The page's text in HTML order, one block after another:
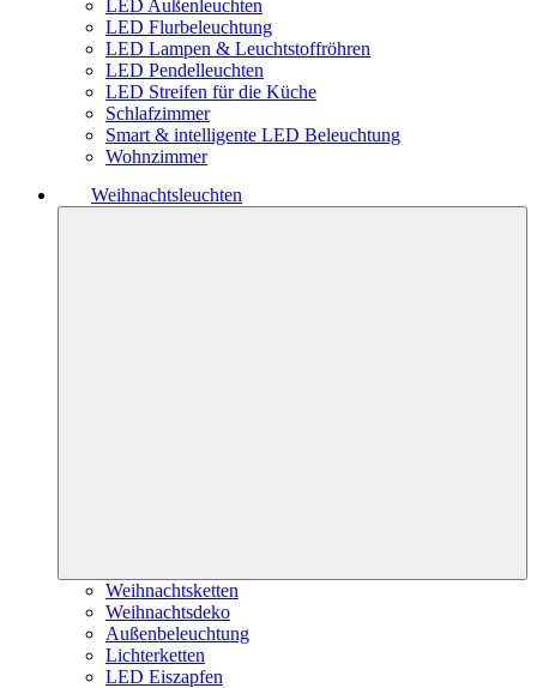
LED Außenleuchten
LED Flurbeleuchtung
LED Lampen & Leuchtstoffröhren
LED Pendelleuchten
LED Streifen für die Küche
Schlafzimmer
Smart & intelligente LED Beleuchtung
Wohnzimmer
Weihnachtsleuchten
Weihnachtsketten
Weihnachtsdeko
Außenbeleuchtung
Lichterketten
LED Eiszapfen